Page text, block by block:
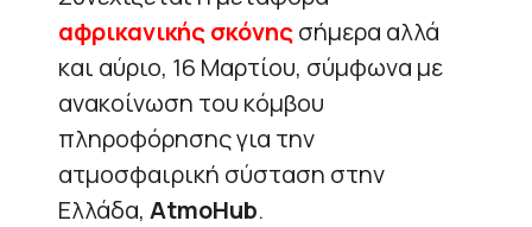
αφρικανικής σκόνηςσήμερα αλλά
και αύριο, 16 Μαρτίου, σύμφωνα με
ανακοίνωση του κόμβου
πληροφόρησης για την
ατμοσφαιρική σύσταση στην
Ελλάδα, AtmoHub.